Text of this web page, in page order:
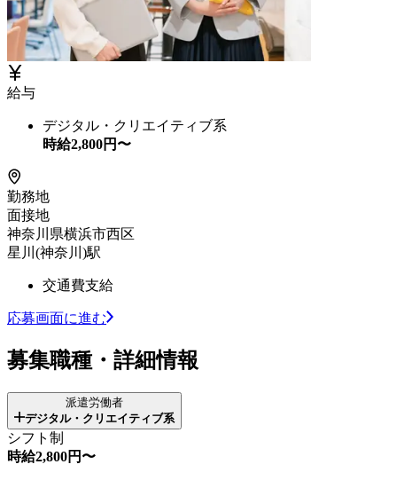
給与
デジタル・クリエイティブ系
時給2,800円〜
勤務地
面接地
神奈川県横浜市西区
星川(神奈川)駅
交通費支給
応募画面に進む
募集職種・詳細情報
派遣労働者
デジタル・クリエイティブ系
シフト制
時給2,800円〜